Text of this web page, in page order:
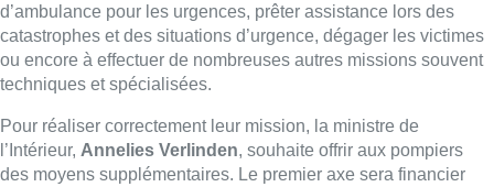
d’ambulance pour les urgences, prêter assistance lors des
catastrophes et des situations d’urgence, dégager les victimes
ou encore à effectuer de nombreuses autres missions souvent
techniques et spécialisées.
Pour réaliser correctement leur mission, la ministre de
l’Intérieur, Annelies Verlinden, souhaite offrir aux pompiers
des moyens supplémentaires. Le premier axe sera financier